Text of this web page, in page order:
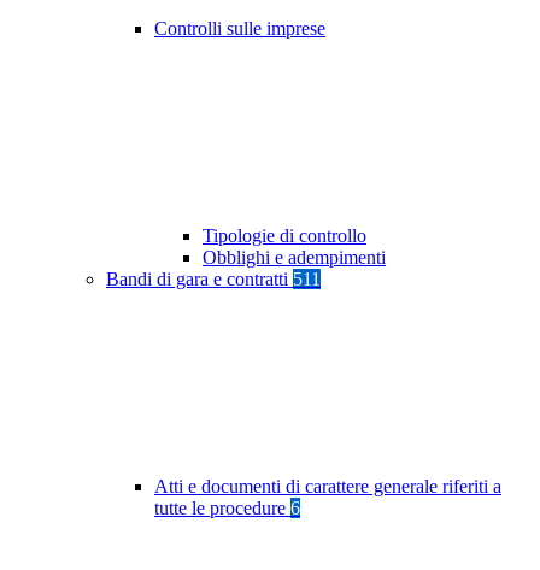
Controlli sulle imprese
Tipologie di controllo
Obblighi e adempimenti
Bandi di gara e contratti 511
Atti e documenti di carattere generale riferiti a
tutte le procedure 6